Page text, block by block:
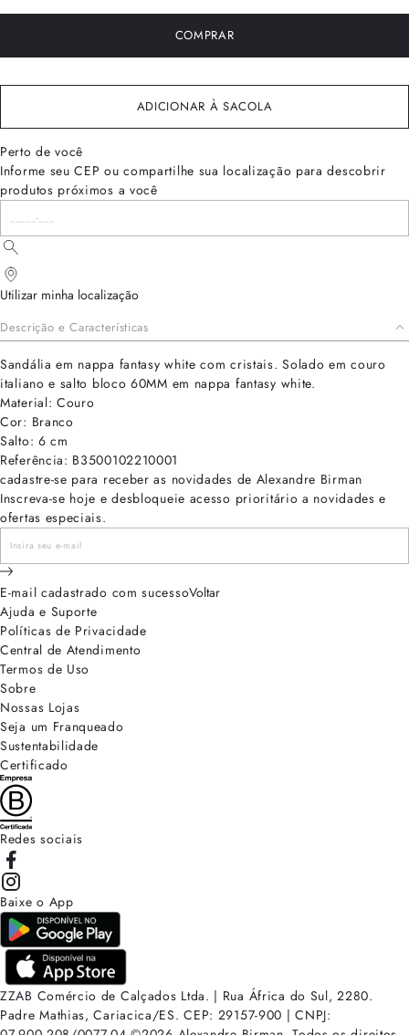
COMPRAR
ADICIONAR À SACOLA
Perto de você
Informe seu CEP ou compartilhe sua localização para descobrir
produtos próximos a você
Utilizar minha localização
Descrição e Características
Sandália em nappa fantasy white com cristais. Solado em couro
italiano e salto bloco 60MM em nappa fantasy white.
Material: Couro
Cor: Branco
Salto: 6 cm
Referência: B3500102210001
cadastre-se para receber as novidades de Alexandre Birman
Inscreva-se hoje e desbloqueie acesso prioritário a novidades e
ofertas especiais.
E-mail cadastrado com sucessoVoltar
Ajuda e Suporte
Políticas de Privacidade
Central de Atendimento
Termos de Uso
Sobre
Nossas Lojas
Seja um Franqueado
Sustentabilidade
Certificado
Redes sociais
Baixe o App
ZZAB Comércio de Calçados Ltda. | Rua África do Sul, 2280.
Padre Mathias, Cariacica/ES. CEP: 29157-900 | CNPJ: